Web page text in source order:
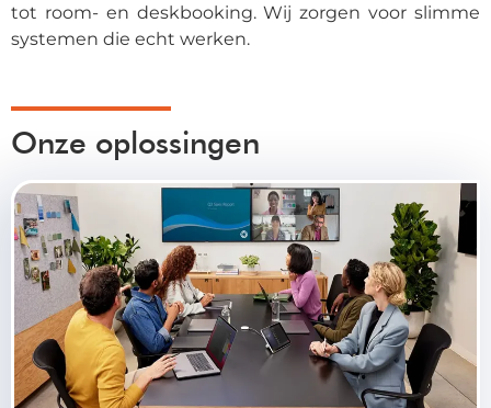
tot room- en deskbooking. Wij zorgen voor slimme
systemen die echt werken.
Onze oplossingen